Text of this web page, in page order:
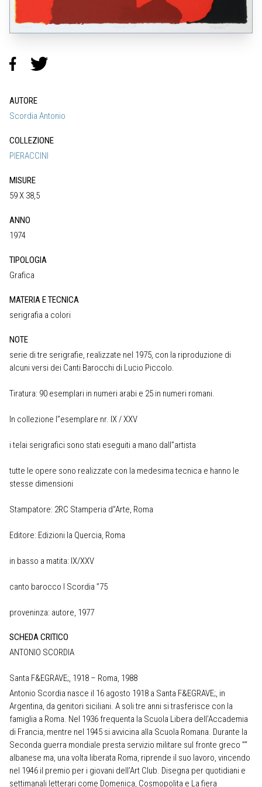
AUTORE
Scordia Antonio
COLLEZIONE
PIERACCINI
MISURE
59 X 38,5
ANNO
1974
TIPOLOGIA
Grafica
MATERIA E TECNICA
serigrafia a colori
NOTE
serie di tre serigrafie, realizzate nel 1975, con la riproduzione di
alcuni versi dei Canti Barocchi di Lucio Piccolo.
Tiratura: 90 esemplari in numeri arabi e 25 in numeri romani.
In collezione l”esemplare nr. IX / XXV
i telai serigrafici sono stati eseguiti a mano dall”artista
tutte le opere sono realizzate con la medesima tecnica e hanno le
stesse dimensioni
Stampatore: 2RC Stamperia d”Arte, Roma
Editore: Edizioni la Quercia, Roma
in basso a matita: IX/XXV
canto barocco I Scordia ”75
proveninza: autore, 1977
SCHEDA CRITICO
ANTONIO SCORDIA
Santa F&EGRAVE;, 1918 – Roma, 1988
Antonio Scordia nasce il 16 agosto 1918 a Santa F&EGRAVE;, in
Argentina, da genitori siciliani. A soli tre anni si trasferisce con la
famiglia a Roma. Nel 1936 frequenta la Scuola Libera dell’Accademia
di Francia, mentre nel 1945 si avvicina alla Scuola Romana. Durante la
Seconda guerra mondiale presta servizio militare sul fronte greco ”“
albanese ma, una volta liberata Roma, riprende il suo lavoro, vincendo
nel 1946 il premio per i giovani dell’Art Club. Disegna per quotidiani e
settimanali letterari come Domenica, Cosmopolita e La fiera